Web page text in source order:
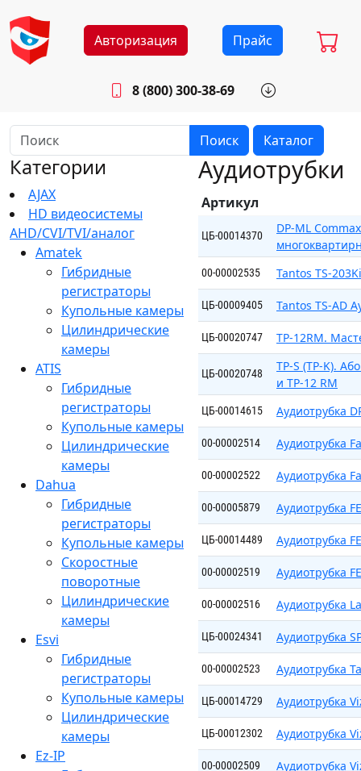
Авторизация Прайс
8 (800) 300-38-69
Будни: 8.30 - 17.00
Поиск Каталог
Категории
AJAX
HD видеосистемы
AHD/CVI/TVI/аналог
Amatek
Гибридные
регистраторы
Купольные камеры
Цилиндрические
камеры
ATIS
Гибридные
регистраторы
Купольные камеры
Цилиндрические
камеры
Dahua
Гибридные
регистраторы
Купольные камеры
Скоростные
поворотные
Цилиндрические
камеры
Esvi
Гибридные
регистраторы
Купольные камеры
Цилиндрические
камеры
Ez-IP
Аудиотрубки
Артикул
ЦБ-00014370
DP-ML
00-00002535 Tantos TS-
ЦБ-00009405 Tantos TS-AD
ЦБ-00020747 TP-12RM.
ЦБ-00020748
TP-S (TP-K).
и ТР-12 RM
ЦБ-00014615 Аудиотрубка
00-00002514 Аудиотрубка
00-00002522 Аудиотрубка
00-00005879 Аудиотрубка
ЦБ-00014489 Аудиотрубка
00-00002519 Аудиотрубка
00-00002516 Аудиотрубка
ЦБ-00024341 Аудиотрубка
00-00002523 Аудиотрубка
ЦБ-00014729 Аудиотрубка
ЦБ-00012302 Аудиотрубка
00-00002509 Аудиотрубка